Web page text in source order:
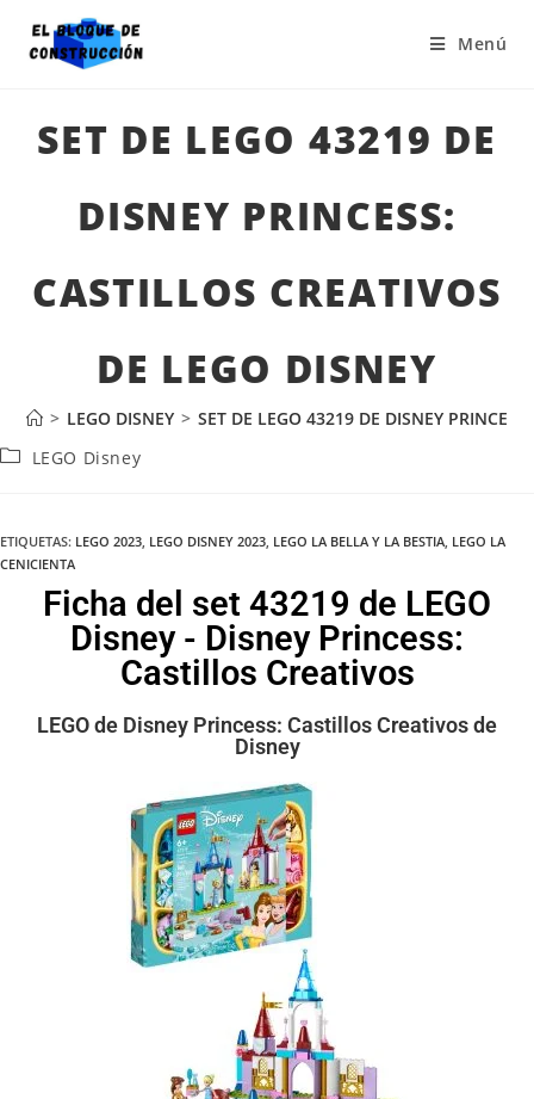
Menú
SET DE LEGO 43219 DE
DISNEY PRINCESS:
CASTILLOS CREATIVOS
DE LEGO DISNEY
> LEGO DISNEY > SET DE LEGO 43219 DE DISNEY
LEGO Disney
ETIQUETAS: LEGO 2023, LEGO DISNEY 2023, LEGO LA BELLA Y LA BESTIA, LEGO LA
CENICIENTA
Ficha del set 43219 de LEGO
Disney - Disney Princess:
Castillos Creativos
LEGO de Disney Princess: Castillos Creativos de
Disney